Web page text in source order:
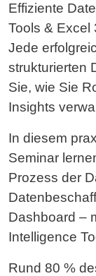
Effiziente
Tools & Excel
Jede
strukturierten
Sie, wie Sie
Insights
In diesem
Seminar
Prozess der
Dashboard –
Intelligence
Rund 80 %